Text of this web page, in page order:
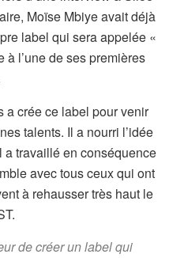
Moïse Mbiye avait déjà
label qui sera appelée «
à l’une de ses premières
a crée ce label pour venir
talents. Il a nourri l’idée
a travaillé en conséquence
avec tous ceux qui ont
à rehausser très haut le
de créer un label qui